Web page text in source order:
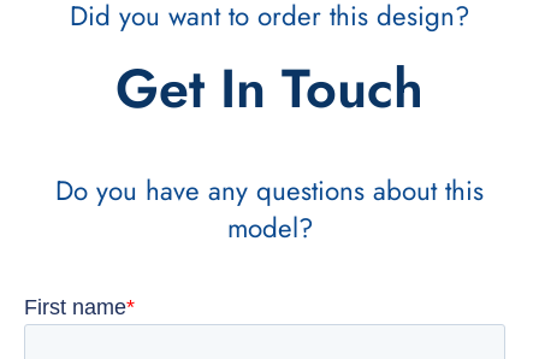
Did you want to order this design?
Get In Touch
Do you have any questions about this
model?